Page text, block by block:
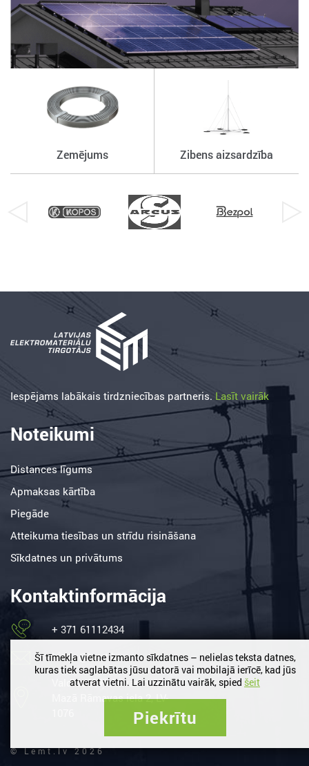
Zemējums Zibens aizsardzība
Iespējams labākais tirdzniecības partneris. Lasīt vairāk
Noteikumi
Distances līgums
Apmaksas kārtība
Piegāde
Atteikuma tiesības un strīdu risināšana
Sīkdatnes un privātums
Kontaktinformācija
+ 371 61112434
birojs@lemt.lv
Valdlauči, Ķekavas nov. /
Mazā Rāmavas iela 2, LV-
© Lemt.lv 2026
Šī tīmekļa vietne izmanto sīkdatnes – nelielas teksta datnes,
kuras tiek saglabātas jūsu datorā vai mobilajā ierīcē, kad jūs
atverat vietni. Lai uzzinātu vairāk, spied šeit
Piekrītu